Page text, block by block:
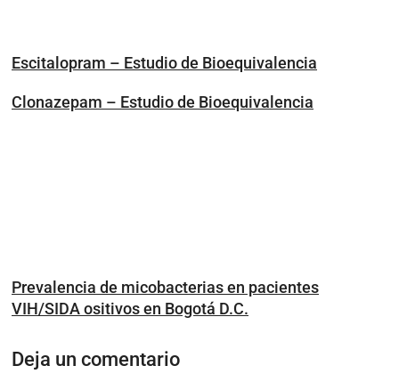
Escitalopram – Estudio de Bioequivalencia
Clonazepam – Estudio de Bioequivalencia
Prevalencia de micobacterias en pacientes
VIH/SIDA ositivos en Bogotá D.C.
Deja un comentario